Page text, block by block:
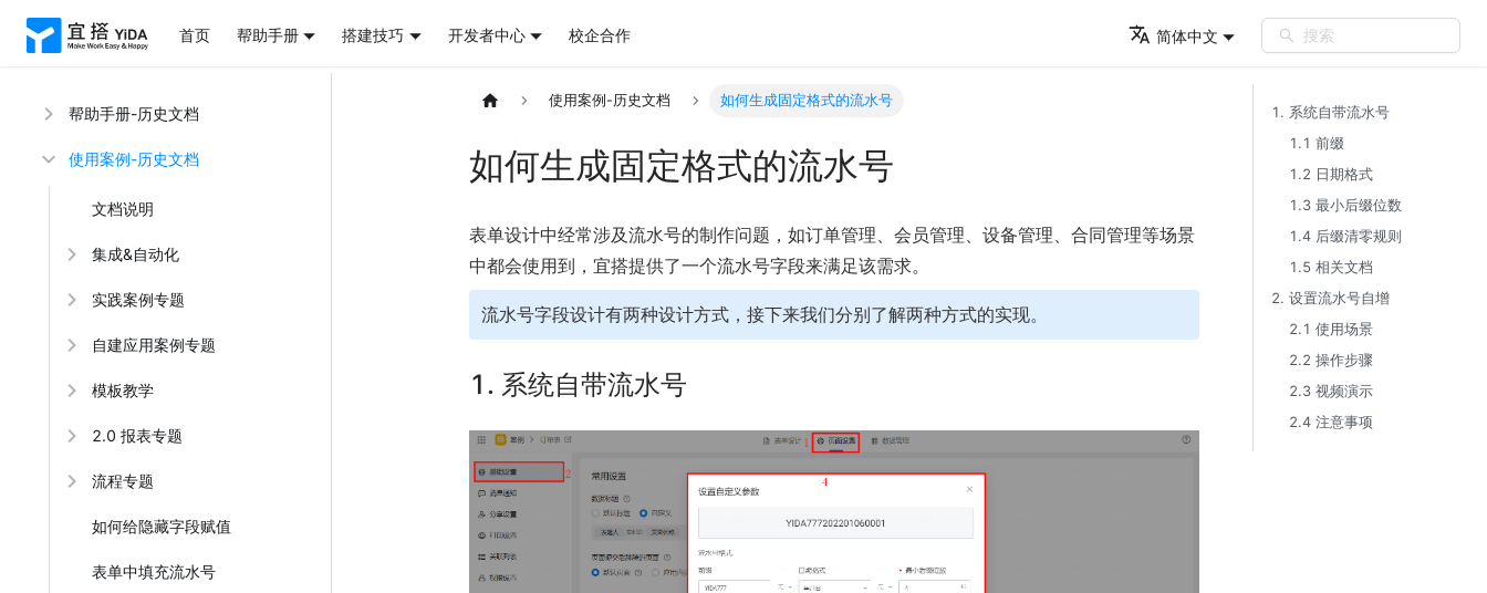
首页 帮助手册 搭建技巧 开发者中心 校企合作 简体中文 搜索
帮助手册-历史文档
使用案例-历史文档
文档说明
集成&自动化
实践案例专题
自建应用案例专题
模板教学
2.0 报表专题
流程专题
如何给隐藏字段赋值
表单中填充流水号
使用案例-历史文档 如何生成固定格式的流水号
如何生成固定格式的流水号
表单设计中经常涉及流水号的制作问题，如订单管理、会员管理、设备管理、合同管理等场景
中都会使用到，宜搭提供了一个流水号字段来满足该需求。
流水号字段设计有两种设计方式，接下来我们分别了解两种方式的实现。
1. 系统自带流水号
1. 系统自带流水号​
1.1 前缀​
1.2 日期格式​
1.3 最小后缀位数​
1.4 后缀清零规则​
1.5 相关文档​
2. 设置流水号自增​
2.1 使用场景​
2.2 操作步骤​
2.3 视频演示​
2.4 注意事项​